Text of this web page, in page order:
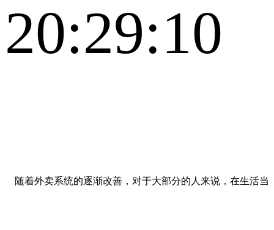
20:29:10
随着外卖系统的逐渐改善，对于大部分的人来说，在生活当